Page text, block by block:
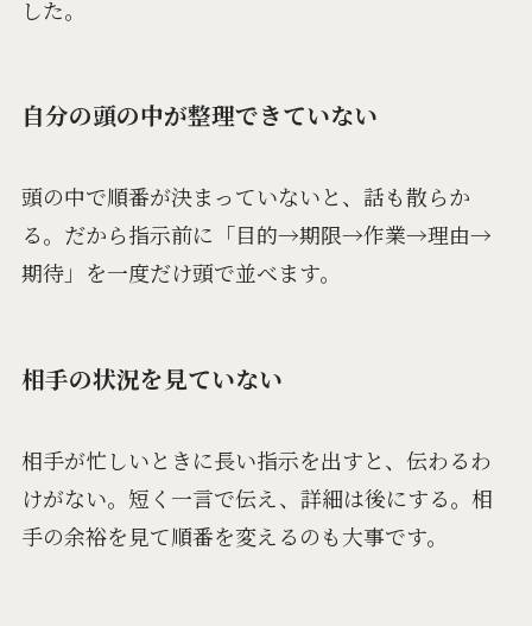
した。
自分の頭の中が整理できていない
頭の中で順番が決まっていないと、話も散らか
る。だから指示前に「目的→期限→作業→理由→
期待」を一度だけ頭で並べます。
相手の状況を見ていない
相手が忙しいときに長い指示を出すと、伝わるわ
けがない。短く一言で伝え、詳細は後にする。相
手の余裕を見て順番を変えるのも大事です。